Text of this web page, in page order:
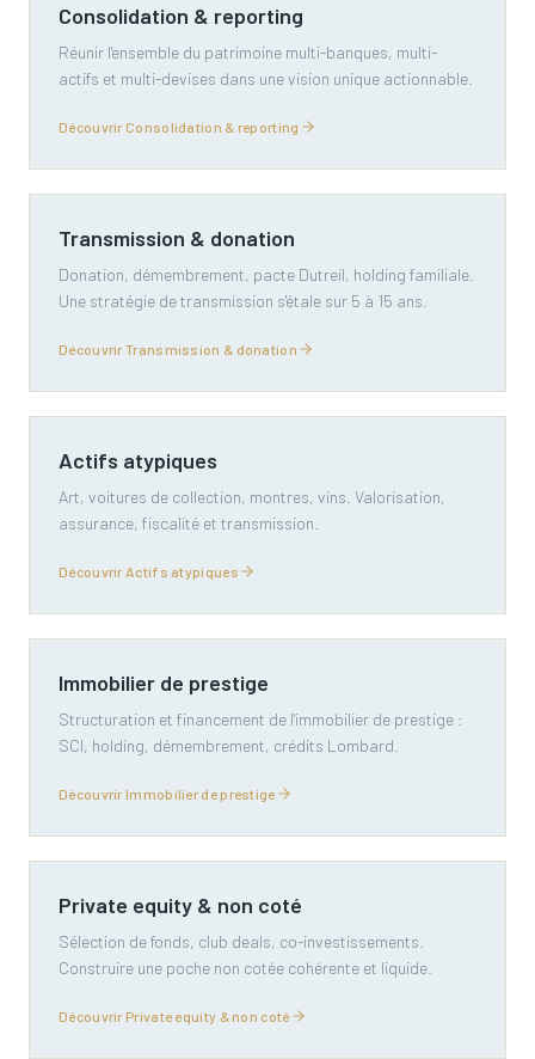
Consolidation & reporting
Réunir l'ensemble du patrimoine multi-banques, multi-
actifs et multi-devises dans une vision unique actionnable.
Découvrir Consolidation & reporting
Transmission & donation
Donation, démembrement, pacte Dutreil, holding familiale.
Une stratégie de transmission s'étale sur 5 à 15 ans.
Découvrir Transmission & donation
Actifs atypiques
Art, voitures de collection, montres, vins. Valorisation,
assurance, fiscalité et transmission.
Découvrir Actifs atypiques
Immobilier de prestige
Structuration et financement de l'immobilier de prestige :
SCI, holding, démembrement, crédits Lombard.
Découvrir Immobilier de prestige
Private equity & non coté
Sélection de fonds, club deals, co-investissements.
Construire une poche non cotée cohérente et liquide.
Découvrir Private equity & non coté